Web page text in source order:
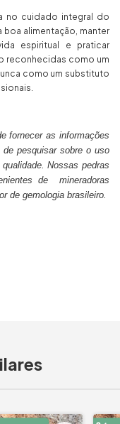
no cuidado integral do
boa alimentação, manter
espiritual e praticar
reconhecidas como um
como um substituto
fornecer as informações
pesquisar sobre o uso
Nossas pedras
de mineradoras
de gemologia brasileiro.